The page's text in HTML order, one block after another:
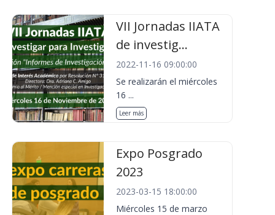
VII Jornadas IIATA
de investig...
2022-11-16 09:00:00
Se realizarán el miércoles
16 ...
Leer más
Expo Posgrado
2023
2023-03-15 18:00:00
Miércoles 15 de marzo